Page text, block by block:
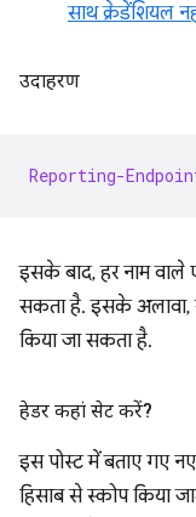
साथ क्रेडेंशियल
उदाहरण
Reporting-
इसके बाद, हर नाम वाले
सकता है. इसके अलावा,
किया जा सकता है.
हेडर कहां सेट करें?
इस पोस्ट में बताए गए
हिसाब से स्कोप किया